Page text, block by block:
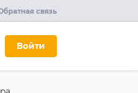
связь
Войти